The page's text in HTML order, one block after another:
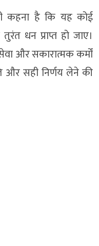
कहना है कि यह कोई
धन प्राप्त हो जाए।
और सकारात्मक कर्मों
और सही निर्णय लेने की